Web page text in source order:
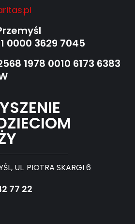
0000 3629 7045
1978 0010 6173 6383
UL. PIOTRA SKARGI 6
77 22